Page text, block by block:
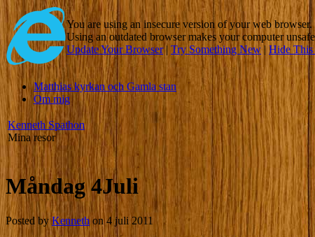
You are using an insecure version ofyour web browser.
Using an outdated browser makes your computer
Update Your Browser| Try Something New | Hide
Matthias kyrkan och Gamla stan
Om mig
Kenneth Spathon
Mina resor
Måndag 4Juli
Posted by Kennethon 4 juli 2011